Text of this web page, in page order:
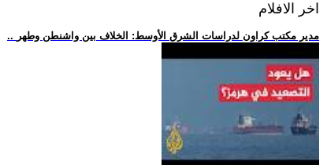
اخر الافلام
.. مدير مكتب كراون لدراسات الشرق الأوسط: الخلاف بين واشنطن وطهر